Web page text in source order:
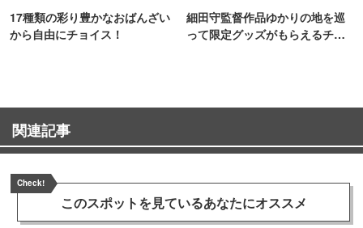
17種類の彩り豊かなおばんざい
から自由にチョイス！
細田守監督作品ゆかりの地を巡
って限定グッズがもらえるチャ
関連記事
Check!
このスポットを見ているあなたにオススメ